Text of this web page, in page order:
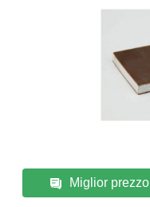
Miglior prezzo